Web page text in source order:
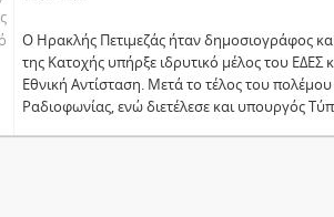
Ο Ηρακλής Πετιμεζάς ήταν δημοσιογράφος
της Κατοχής υπήρξε ιδρυτικό μέλος του ΕΔΕΣ
Εθνική Αντίσταση. Μετά το τέλος του
Ραδιοφωνίας, ενώ διετέλεσε και υπουργός